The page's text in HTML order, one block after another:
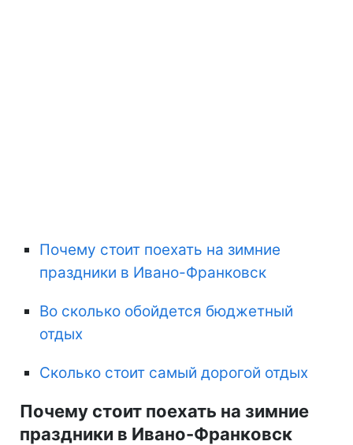
Почему стоит поехать на зимние
праздники в Ивано-Франковск
Во сколько обойдется бюджетный
отдых
Сколько стоит самый дорогой отдых
Почему стоит поехать на зимние
праздники в Ивано-Франковск